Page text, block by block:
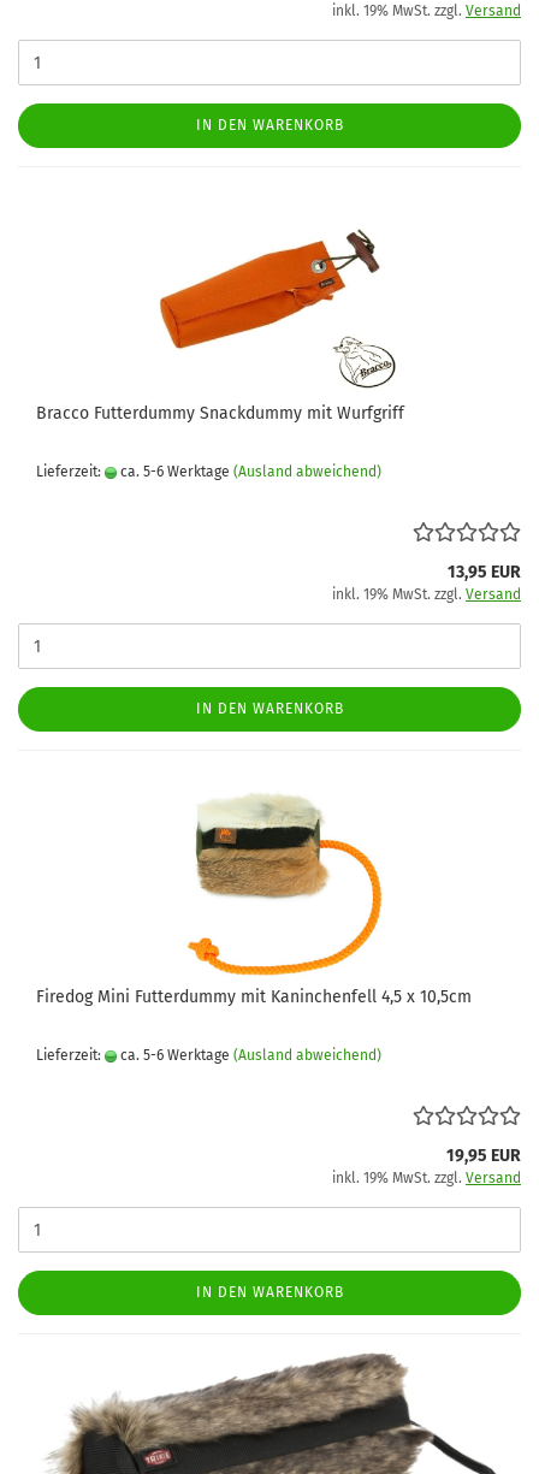
inkl. 19% MwSt. zzgl. Versand
IN DEN WARENKORB
Bracco Futterdummy Snackdummy mit Wurfgriff
Lieferzeit: ca. 5-6 Werktage (Ausland abweichend)
13,95 EUR
inkl. 19% MwSt. zzgl. Versand
IN DEN WARENKORB
Firedog Mini Futterdummy mit Kaninchenfell 4,5 x 10,5cm
Lieferzeit: ca. 5-6 Werktage (Ausland abweichend)
19,95 EUR
inkl. 19% MwSt. zzgl. Versand
IN DEN WARENKORB